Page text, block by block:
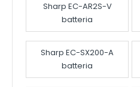
Sharp EC-AR2S-V
batteria
Sharp EC-SX200-A
batteria